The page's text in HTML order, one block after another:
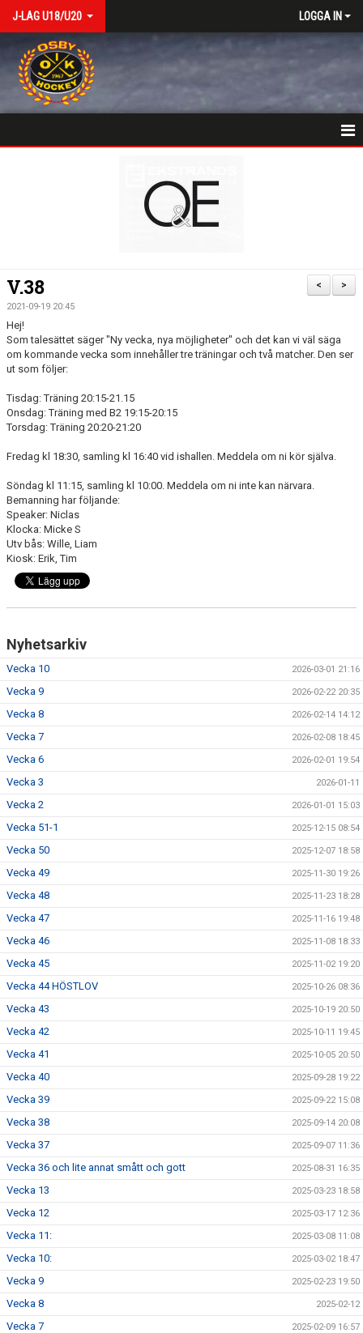
J-LAG U18/U20 LOGGA IN
TRUPPEN
BILDGALLERI
DOKUMENT
KONTAKT
>
<
V.38
2021-09-19 20:45
Hej!
Som talesättet säger "Ny vecka, nya möjligheter" och det kan vi väl säga
om kommande vecka som innehåller tre träningar och två matcher. Den ser
ut som följer:
Tisdag: Träning 20:15-21.15
Onsdag: Träning med B2 19:15-20:15
Torsdag: Träning 20:20-21:20
Fredag kl 18:30, samling kl 16:40 vid ishallen. Meddela om ni kör själva.
Söndag kl 11:15, samling kl 10:00. Meddela om ni inte kan närvara.
Bemanning har följande:
Speaker: Niclas
Klocka: Micke S
Utv bås: Wille, Liam
Kiosk: Erik, Tim
Nyhetsarkiv
Vecka 10 2026-03-01 21:16
Vecka 9 2026-02-22 20:35
Vecka 8 2026-02-14 14:12
Vecka 7 2026-02-08 18:45
Vecka 6 2026-02-01 19:54
Vecka 3 2026-01-11
Vecka 2 2026-01-01 15:03
Vecka 51-1 2025-12-15 08:54
Vecka 50 2025-12-07 18:58
Vecka 49 2025-11-30 19:26
Vecka 48 2025-11-23 18:28
Vecka 47 2025-11-16 19:48
Vecka 46 2025-11-08 18:33
Vecka 45 2025-11-02 19:20
Vecka 44 HÖSTLOV 2025-10-26 08:36
Vecka 43 2025-10-19 20:50
Vecka 42 2025-10-11 19:45
Vecka 41 2025-10-05 20:50
Vecka 40 2025-09-28 19:22
Vecka 39 2025-09-22 15:08
Vecka 38 2025-09-14 20:08
Vecka 37 2025-09-07 11:36
Vecka 36 och lite annat smått och gott 2025-08-31 16:35
Vecka 13 2025-03-23 18:58
Vecka 12 2025-03-17 12:36
Vecka 11: 2025-03-08 11:08
Vecka 10: 2025-03-02 18:47
Vecka 9 2025-02-23 19:50
Vecka 8 2025-02-12
Vecka 7 2025-02-09 16:57